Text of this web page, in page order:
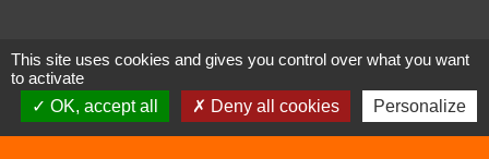
Liens
Déchetterie
This site uses cookies and gives you control over what you want
to activate
OK, accept all
Deny all cookies Personalize